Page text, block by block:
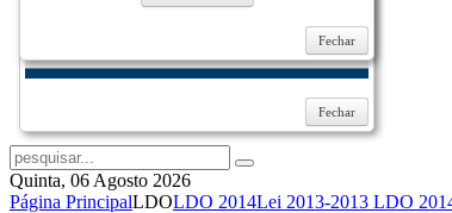
Entrar
Quinta, 06 Agosto 2026
Página PrincipalLDOLDO 2014Lei 2013-2013 LDO
Fechar
Fechar